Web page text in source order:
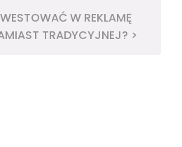
W REKLAMĘ
TRADYCYJNEJ? >